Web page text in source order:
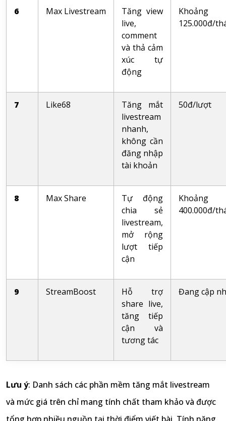
6 Max Livestream
Tăng view
live,
comment
và thả cảm
xúc tự
động
Khoảng
125.000đ/
7 Like68
Tăng mắt
livestream
nhanh,
không cần
đăng nhập
tài khoản
50đ/lượt
8 Max Share
Tự động
chia sẻ
livestream,
mở rộng
lượt tiếp
cận
Khoảng
400.000đ/
9 StreamBoost
Hỗ trợ
share live,
tăng tiếp
cận và
tương tác
Đang cập
Lưu ý: Danh sách các phần mềm tăng mắt livestream
và mức giá trên chỉ mang tính chất tham khảo và được